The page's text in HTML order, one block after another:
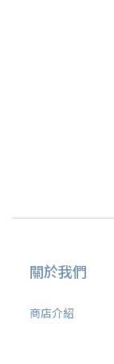
關於我們
商店介紹